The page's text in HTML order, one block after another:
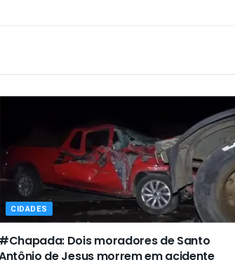
CIDADES
#Chapada: Dois moradores de Santo
de Jesus morrem em acidente